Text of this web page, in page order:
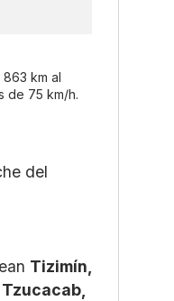
km al
de 75 km/h.
del
Tizimín,